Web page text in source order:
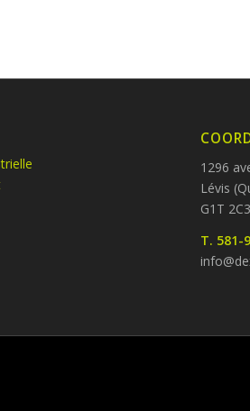
1296
Lévis
G1T 2C3
T. 581-